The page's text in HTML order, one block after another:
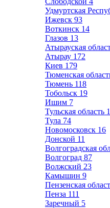
Удмуртская
Ижевск 93
Воткинск 14
Глазов 13
Атырауская
Атырау 172
Киев 179
Тюменская
Тюмень 118
Тобольск 19
Ишим 7
Тульская область
Тула 74
Новомосковск 16
Донской 11
Волгоградская
Волгоград 87
Волжский 23
Камышин 9
Пензенская
Пенза 111
Заречный 5